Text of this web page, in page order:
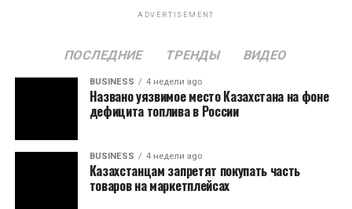
ADVERTISEMENT
ПОСЛЕДНИЕ ТРЕНДЫ ВИДЕО
BUSINESS 4 недели ago
Названо уязвимое место Казахстана на фоне
дефицита топлива в России
BUSINESS 4 недели ago
Казахстанцам запретят покупать часть
товаров на маркетплейсах